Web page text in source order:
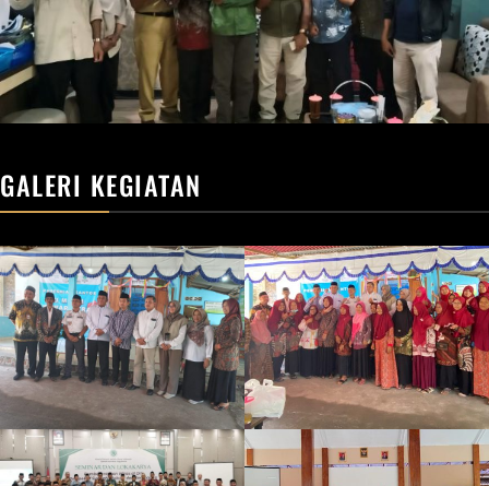
GALERI KEGIATAN